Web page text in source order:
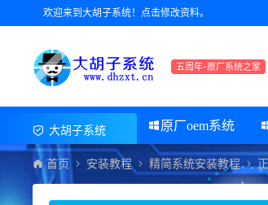
欢迎来到大胡子系统！点击修改资料。
五周年-原厂系统之家
大胡子系统 原厂oem系统
首页 安装教程 精简系统安装教程